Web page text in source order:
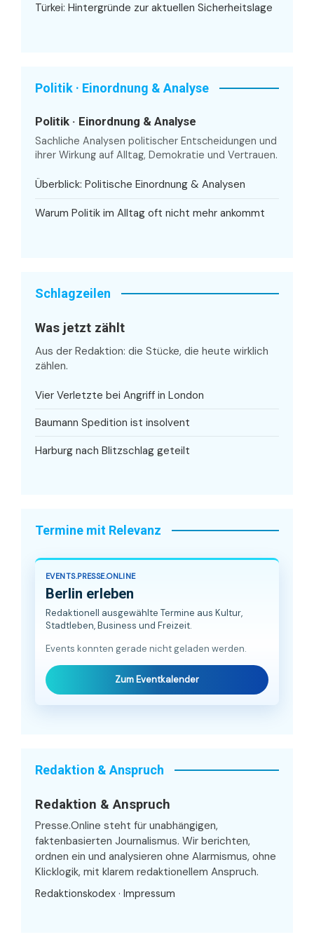
Türkei: Hintergründe zur aktuellen Sicherheitslage
Politik · Einordnung & Analyse
Politik · Einordnung & Analyse
Sachliche Analysen politischer Entscheidungen und
ihrer Wirkung auf Alltag, Demokratie und Vertrauen.
Überblick: Politische Einordnung & Analysen
Warum Politik im Alltag oft nicht mehr ankommt
Schlagzeilen
Was jetzt zählt
Aus der Redaktion: die Stücke, die heute wirklich
zählen.
Vier Verletzte bei Angriff in London
Baumann Spedition ist insolvent
Harburg nach Blitzschlag geteilt
Termine mit Relevanz
EVENTS.PRESSE.ONLINE
Berlin erleben
Redaktionell ausgewählte Termine aus Kultur,
Stadtleben, Business und Freizeit.
Events konnten gerade nicht geladen werden.
Zum Eventkalender
Redaktion & Anspruch
Redaktion & Anspruch
Presse.Online steht für unabhängigen,
faktenbasierten Journalismus. Wir berichten,
ordnen ein und analysieren ohne Alarmismus, ohne
Klicklogik, mit klarem redaktionellem Anspruch.
Redaktionskodex · Impressum